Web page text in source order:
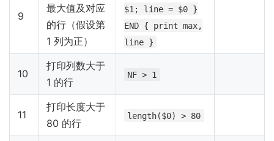
9
最大值及对应
的行（假设第
1 列为正）
$1; line = $0 }
END { print max,
line }
10
打印列数大于
1 的行
NF > 1
11
打印长度大于
80 的行
length($0) > 80